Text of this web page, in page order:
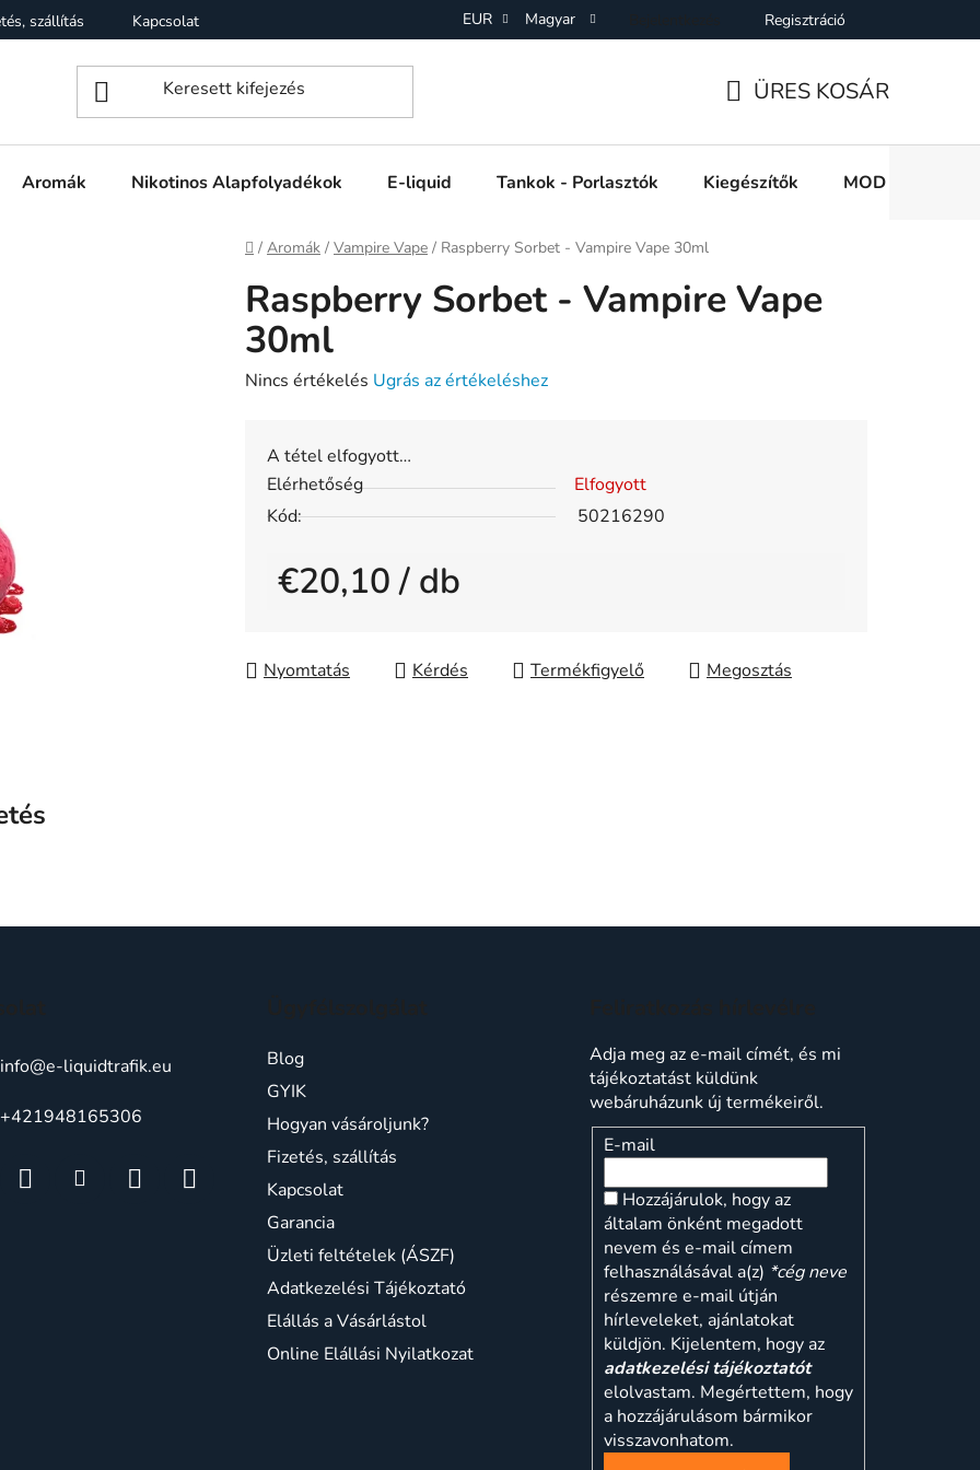
szállítás Kapcsolat Üzleti feltételek (ÁSZF) Adatkezelési Tájékoztató Elállás a Vásárlástol
EUR Magyar Regisztráció
ÜRES KOSÁR
Aromák Nikotinos Alapfolyadékok E-liquid Tankok - Porlasztók Kiegészítők MOD e cigi
Kezdőlap
/ Aromák / Vampire Vape / Raspberry Sorbet - Vampire Vape 30ml
Raspberry Sorbet - Vampire Vape
30ml
A
értékelése
ből
csillag.
Nincs értékelés Ugrás az értékeléshez
A tétel elfogyott…
Elérhetőség
Elfogyott
Kód:
50216290
€20,10/ db
Nyomtatás Kérdés Megosztás
info@e-liquidtrafik.eu
+421948165306
Blog
GYIK
Hogyan vásároljunk?
Fizetés, szállítás
Kapcsolat
Garancia
Üzleti feltételek (ÁSZF)
Adatkezelési Tájékoztató
Elállás a Vásárlástol
Online Elállási Nyilatkozat
Adja meg az e-mail címét, és mi
tájékoztatást küldünk
webáruházunk új termékeiről.
E-mail
Hozzájárulok, hogy az
általam önként megadott
nevem és e-mail címem
felhasználásával a(z) *cég neve
részemre e-mail útján
hírleveleket, ajánlatokat
küldjön. Kijelentem, hogy az
adatkezelési tájékoztatót
elolvastam. Megértettem, hogy
a hozzájárulásom bármikor
visszavonhatom.